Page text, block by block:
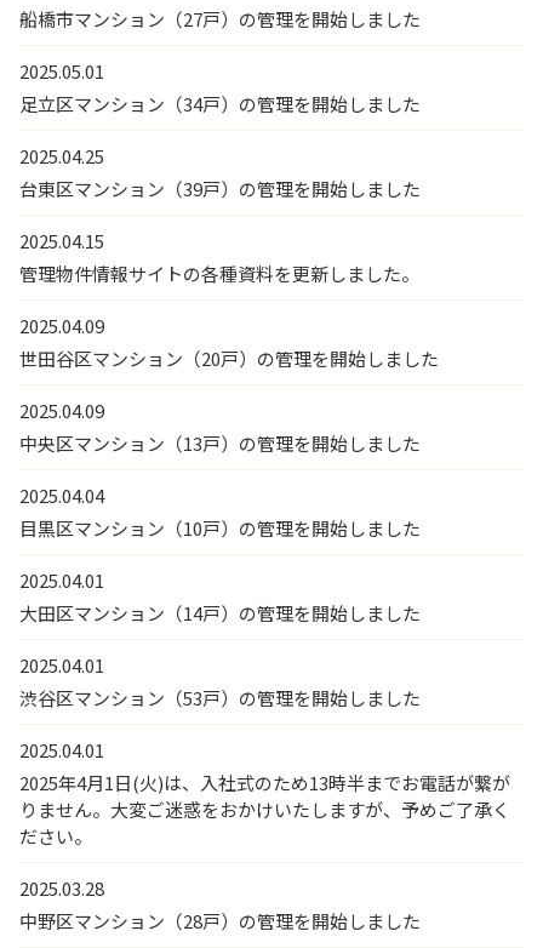
船橋市マンション（27戸）の管理を開始しました
2025.05.01
足立区マンション（34戸）の管理を開始しました
2025.04.25
台東区マンション（39戸）の管理を開始しました
2025.04.15
管理物件情報サイトの各種資料を更新しました。
2025.04.09
世田谷区マンション（20戸）の管理を開始しました
2025.04.09
中央区マンション（13戸）の管理を開始しました
2025.04.04
目黒区マンション（10戸）の管理を開始しました
2025.04.01
大田区マンション（14戸）の管理を開始しました
2025.04.01
渋谷区マンション（53戸）の管理を開始しました
2025.04.01
2025年4月1日(火)は、入社式のため13時半までお電話が繋が
りません。大変ご迷惑をおかけいたしますが、予めご了承く
ださい。
2025.03.28
中野区マンション（28戸）の管理を開始しました